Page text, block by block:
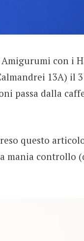
con i
13A) il
passa dalla
questo
mania controllo